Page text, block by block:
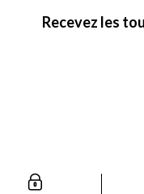
Recevez les